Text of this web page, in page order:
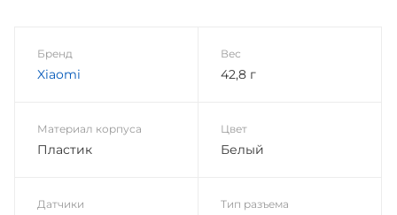
Бренд
Xiaomi
Вес
42,8 г
Материал корпуса
Пластик
Цвет
Белый
Датчики Тип разъема